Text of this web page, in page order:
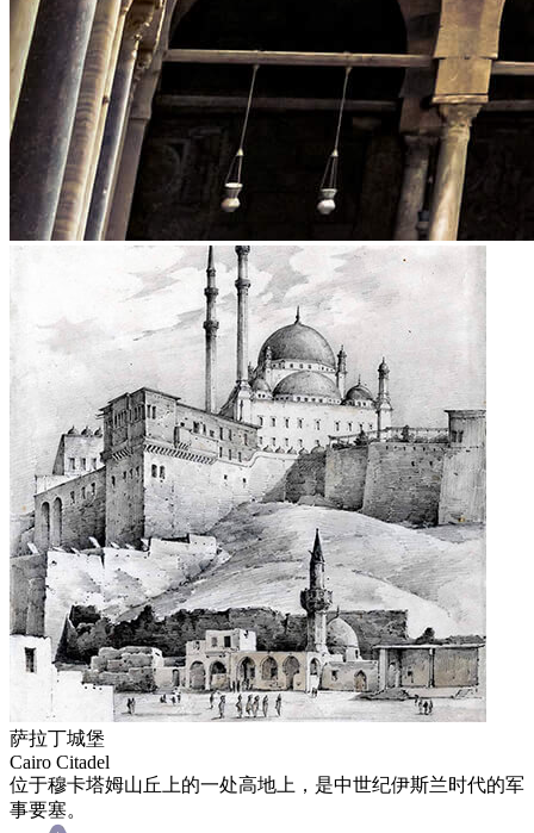
萨拉丁城堡
Cairo Citadel
位于穆卡塔姆山丘上的一处高地上，是中世纪伊斯兰时代的军
事要塞。